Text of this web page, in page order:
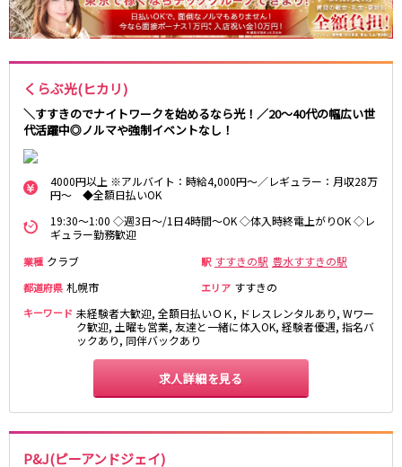
くらぶ光(ヒカリ)
＼すすきのでナイトワークを始めるなら光！／20～40代の幅広い世
代活躍中◎ノルマや強制イベントなし！
4000円以上 ※アルバイト：時給4,000円～／レギュラー：月収28万
円～ ◆全額日払いOK
19:30～1:00 ◇週3日～/1日4時間～OK ◇体入時終電上がりOK ◇レ
ギュラー勤務歓迎
業種 クラブ 駅 すすきの駅 豊水すすきの駅
都道府県 札幌市 エリア すすきの
キーワード 未経験者大歓迎, 全額日払いＯＫ, ドレスレンタルあり, Wワー
ク歓迎, 土曜も営業, 友達と一緒に体入OK, 経験者優遇, 指名バ
ックあり, 同伴バックあり
求人詳細を見る
P&J(ピーアンドジェイ)
釧路市
釧路
該当求人 0件 選択した内容で設定
すすきの駅 資生館小学校前駅
旭川駅
JR根室本線(新得～釧路)
函館市電２系統
中央病院前駅
JR釧網本線
釧路駅
該当求人 0件